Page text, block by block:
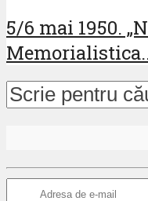
5/6 mai 1950.